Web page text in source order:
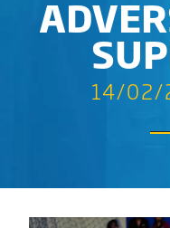
14/02/